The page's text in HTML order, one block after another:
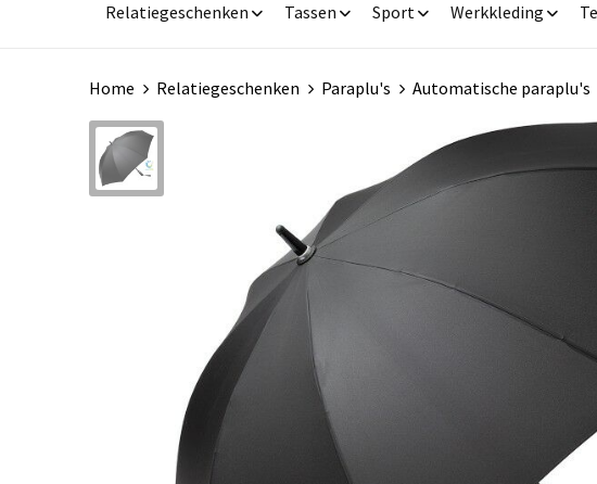
Relatiegeschenken Tassen Sport Werkkleding
Home Relatiegeschenken Paraplu's Automatische paraplu's